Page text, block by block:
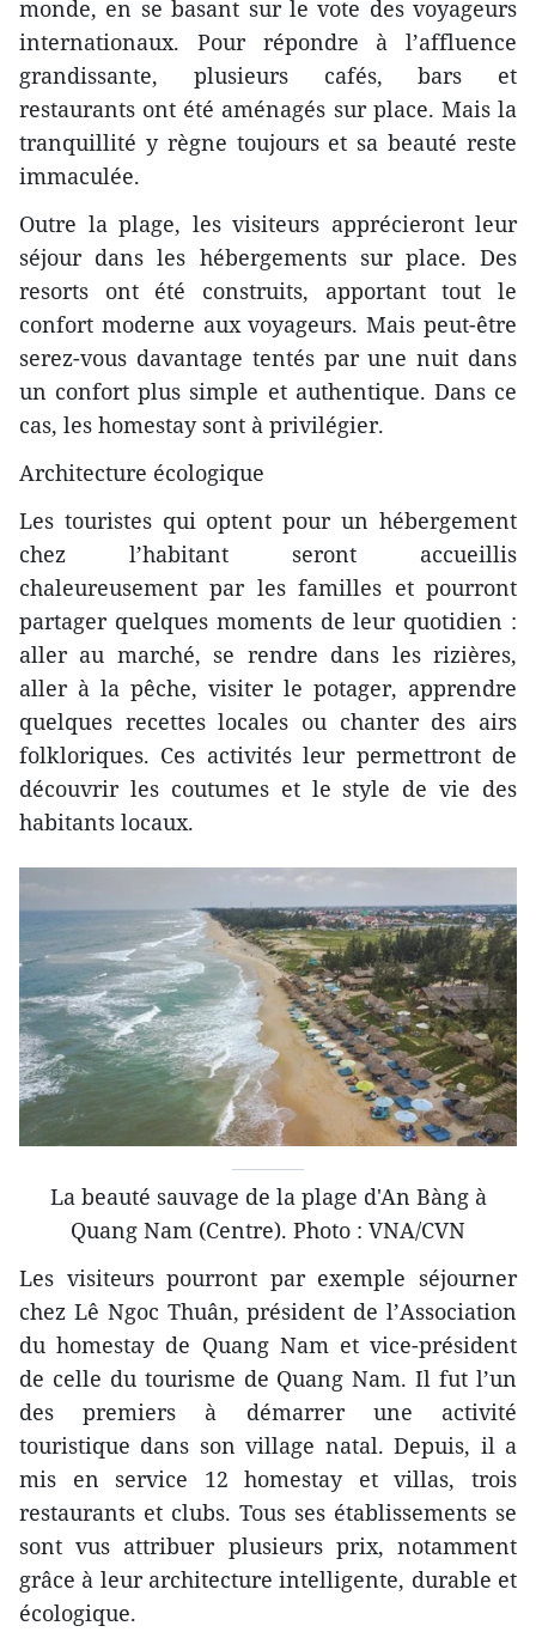
monde, en se basant sur le vote des voyageurs
internationaux. Pour répondre à l’affluence
grandissante, plusieurs cafés, bars et
restaurants ont été aménagés sur place. Mais la
tranquillité y règne toujours et sa beauté reste
immaculée.
Outre la plage, les visiteurs apprécieront leur
séjour dans les hébergements sur place. Des
resorts ont été construits, apportant tout le
confort moderne aux voyageurs. Mais peut-être
serez-vous davantage tentés par une nuit dans
un confort plus simple et authentique. Dans ce
cas, les homestay sont à privilégier.
Architecture écologique
Les touristes qui optent pour un hébergement
chez l’habitant seront accueillis
chaleureusement par les familles et pourront
partager quelques moments de leur quotidien :
aller au marché, se rendre dans les rizières,
aller à la pêche, visiter le potager, apprendre
quelques recettes locales ou chanter des airs
folkloriques. Ces activités leur permettront de
découvrir les coutumes et le style de vie des
habitants locaux.
La beauté sauvage de la plage d'An Bàng à
Quang Nam (Centre). Photo : VNA/CVN
Les visiteurs pourront par exemple séjourner
chez Lê Ngoc Thuân, président de l’Association
du homestay de Quang Nam et vice-président
de celle du tourisme de Quang Nam. Il fut l’un
des premiers à démarrer une activité
touristique dans son village natal. Depuis, il a
mis en service 12 homestay et villas, trois
restaurants et clubs. Tous ses établissements se
sont vus attribuer plusieurs prix, notamment
grâce à leur architecture intelligente, durable et
écologique.